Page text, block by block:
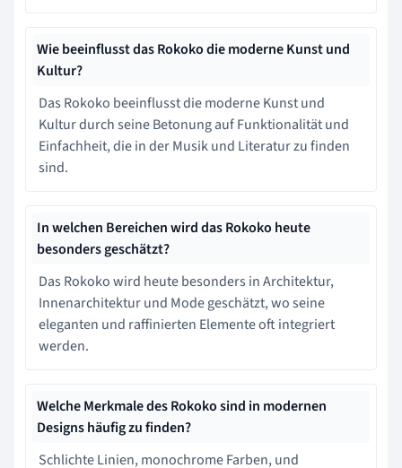
Wie beeinflusst das Rokoko die moderne Kunst und
Kultur?
Das Rokoko beeinflusst die moderne Kunst und
Kultur durch seine Betonung auf Funktionalität und
Einfachheit, die in der Musik und Literatur zu finden
sind.
In welchen Bereichen wird das Rokoko heute
besonders geschätzt?
Das Rokoko wird heute besonders in Architektur,
Innenarchitektur und Mode geschätzt, wo seine
eleganten und raffinierten Elemente oft integriert
werden.
Welche Merkmale des Rokoko sind in modernen
Designs häufig zu finden?
Schlichte Linien, monochrome Farben, und